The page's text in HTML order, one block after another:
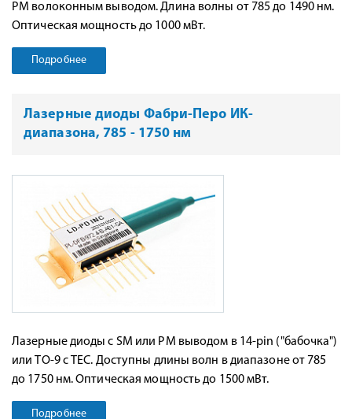
PM волоконным выводом. Длина волны от 785 до 1490 нм.
Оптическая мощность до 1000 мВт.
Подробнее
Лазерные диоды Фабри-Перо ИК-
диапазона, 785 - 1750 нм
Лазерные диоды с SM или PM выводом в 14-pin ("бабочка")
или TO-9 с TEC. Доступны длины волн в диапазоне от 785
до 1750 нм. Оптическая мощность до 1500 мВт.
Подробнее